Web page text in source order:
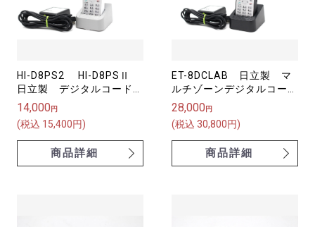
HI-D8PS2 HI-D8PSⅡ
日立製 デジタルコードレ
ス電話機（マルチゾーン）
【中古】
14,000 円
(税込 15,400円)
商品詳細
ET-8DCLAB 日立製 マ
ルチゾーンデジタルコード
レス電話機
28,000 円
(税込 30,800円)
商品詳細